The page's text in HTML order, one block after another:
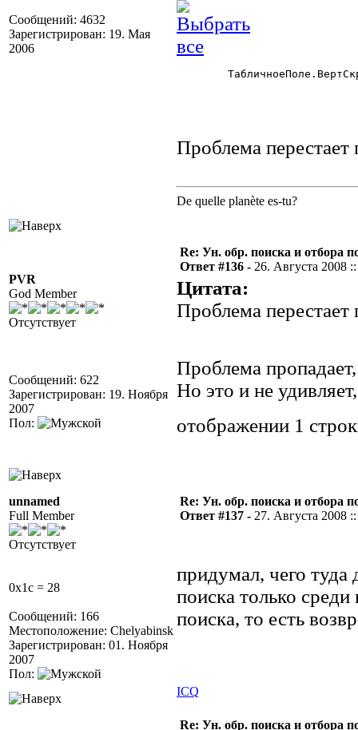
Сообщений: 4632
Зарегистрирован: 19. Мая
2006
Проблема перестает
De quelle planète es-tu?
PVR
God Member
Отсутствует
Сообщений: 622
Зарегистрирован: 19. Ноября
2007
Пол:
Re: Ун. обр. поиска и отбора
Ответ #136 - 26. Августа 2008
Цитата:
Проблема перестает
Проблема
Но это и не
отображении 1
unnamed
Full Member
Отсутствует
0x1c = 28
Сообщений: 166
Местоположение: Chelyabinsk
Зарегистрирован: 01. Ноября
2007
Пол:
Re: Ун. обр. поиска и отбора
Ответ #137 - 27. Августа 2008
придумал, чего
поиска только
поиска, то есть
ICQ
Re: Ун. обр. поиска и отбора